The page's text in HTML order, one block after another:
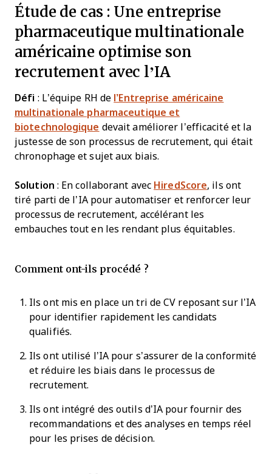
Étude de cas : Une entreprise
pharmaceutique multinationale
américaine optimise son
recrutement avec l’IA
Défi : L’équipe RH de l’Entreprise américaine
multinationale pharmaceutique et
biotechnologique devait améliorer l’efficacité et la
justesse de son processus de recrutement, qui était
chronophage et sujet aux biais.
Solution : En collaborant avec HiredScore, ils ont
tiré parti de l’IA pour automatiser et renforcer leur
processus de recrutement, accélérant les
embauches tout en les rendant plus équitables.
Comment ont-ils procédé ?
Ils ont mis en place un tri de CV reposant sur l’IA
pour identifier rapidement les candidats
qualifiés.
Ils ont utilisé l’IA pour s’assurer de la conformité
et réduire les biais dans le processus de
recrutement.
Ils ont intégré des outils d’IA pour fournir des
recommandations et des analyses en temps réel
pour les prises de décision.